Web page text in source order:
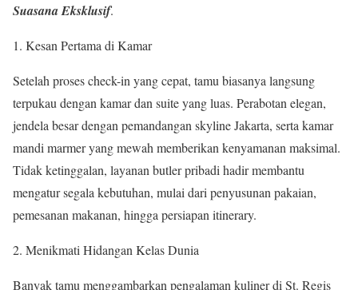
Suasana Eksklusif.
Kesan Pertama di Kamar
Setelah proses check-in yang cepat, tamu biasanya langsung
terpukau dengan kamar dan suite yang luas. Perabotan elegan,
jendela besar dengan pemandangan skyline Jakarta, serta kamar
mandi marmer yang mewah memberikan kenyamanan maksimal.
Tidak ketinggalan, layanan butler pribadi hadir membantu
mengatur segala kebutuhan, mulai dari penyusunan pakaian,
pemesanan makanan, hingga persiapan itinerary.
Menikmati Hidangan Kelas Dunia
Banyak tamu menggambarkan pengalaman kuliner di St. Regis